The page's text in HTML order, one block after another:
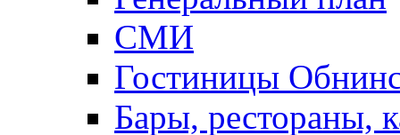
СМИ
Гостиницы
Бары, рестораны,